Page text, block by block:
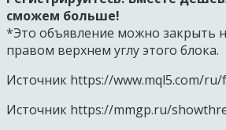
сможем больше!
*Это объявление можно закрыть
правом верхнем углу этого блока.
Источник https://www.mql5.com/
Источник https://mmgp.ru/